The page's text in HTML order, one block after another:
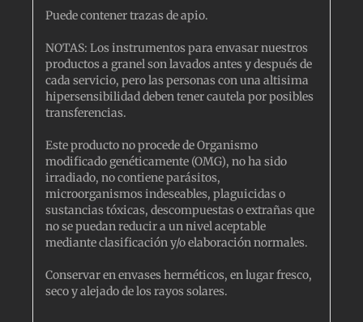
Puede contener trazas de apio.
NOTAS: Los instrumentos para envasar nuestros
productos a granel son lavados antes y después de
cada servicio, pero las personas con una altisima
hipersensibilidad deben tener cautela por posibles
transferencias.
Este producto no procede de Organismo
modificado genéticamente (OMG), no ha sido
irradiado, no contiene parásitos,
microorganismos indeseables, plaguicidas o
sustancias tóxicas, descompuestas o extrañas que
no se puedan reducir a un nivel aceptable
mediante clasificación y/o elaboración normales.
Conservar en envases herméticos, en lugar fresco,
seco y alejado de los rayos solares.